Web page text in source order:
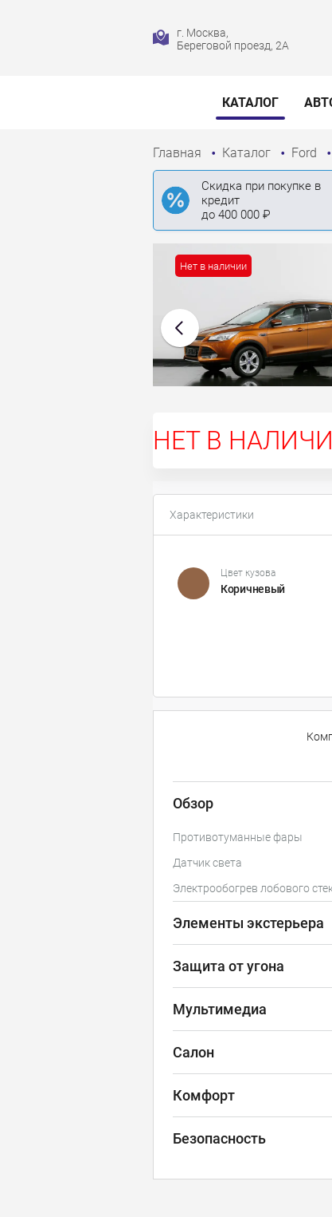
г. Москва,
Береговой проезд, 2А
КАТАЛОГ
Главная Каталог Ford
Скидка при покупке в
кредит
до 400 000 ₽
НЕТ В
Нет в наличии
Характеристики
Цвет кузова
Коричневый
Обзор
Противотуманные фары
Датчик света
Электрообогрев лобового
Элементы экстерьера
Защита от угона
Мультимедиа
Салон
Комфорт
Безопасность